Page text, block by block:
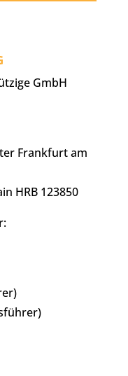
GmbH
Frankfurt am
HRB 123850